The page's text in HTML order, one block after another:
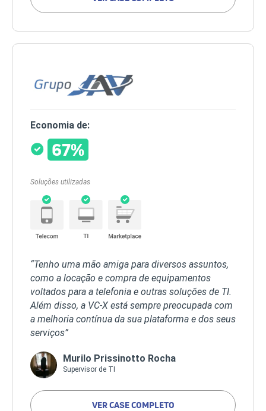
Economia de:
67%
Soluções utilizadas
“Tenho uma mão amiga para diversos assuntos,
como a locação e compra de equipamentos
voltados para a telefonia e outras soluções de TI.
Além disso, a VC-X está sempre preocupada com
a melhoria contínua da sua plataforma e dos seus
serviços”
Murilo Prissinotto Rocha
Supervisor de TI
VER CASE COMPLETO